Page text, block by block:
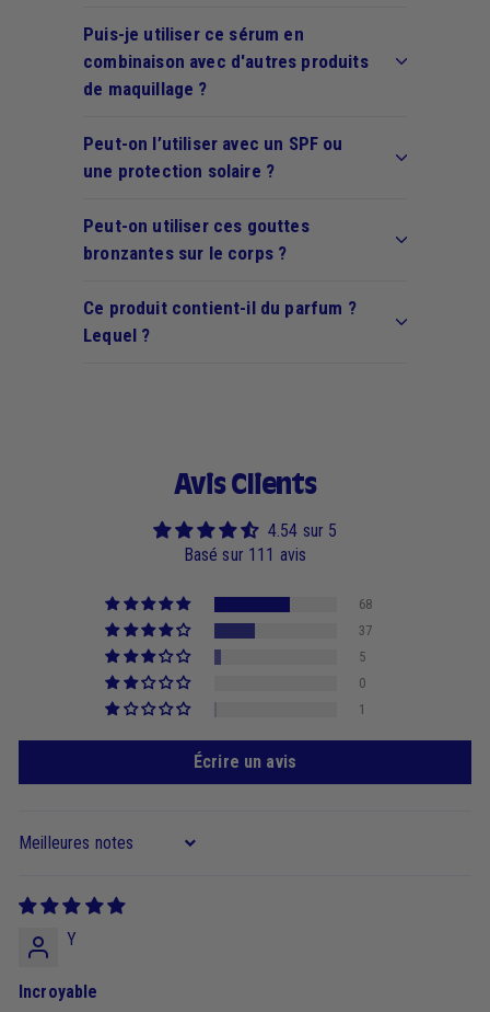
Puis-je utiliser ce sérum en
combinaison avec d'autres produits
de maquillage ?
Peut-on l’utiliser avec un SPF ou
une protection solaire ?
Peut-on utiliser ces gouttes
bronzantes sur le corps ?
Ce produit contient-il du parfum ?
Lequel ?
Avis Clients
4.54 sur 5
Basé sur 111 avis
68
37
5
0
1
Écrire un avis
Sort by
Y
Incroyable